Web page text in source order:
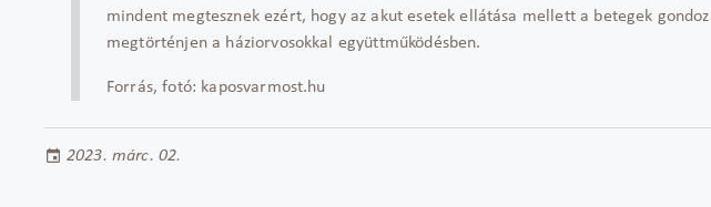
mindent megtesznek ezért, hogy az akut esetek ellátása mellett a betegek
megtörténjen a háziorvosokkal együttműködésben.
Forrás, fotó: kaposvarmost.hu
2023. márc. 02.